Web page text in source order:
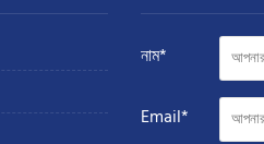
নাম*
Email*